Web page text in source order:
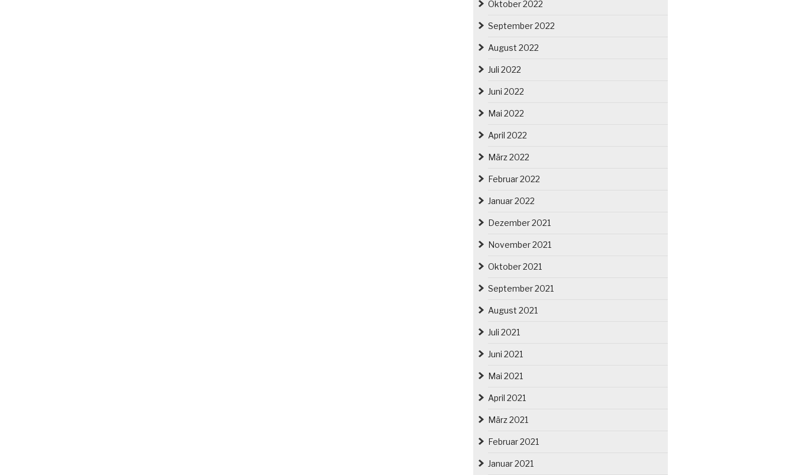
Oktober 2022
September 2022
August 2022
Juli 2022
Juni 2022
Mai 2022
April 2022
März 2022
Februar 2022
Januar 2022
Dezember 2021
November 2021
Oktober 2021
September 2021
August 2021
Juli 2021
Juni 2021
Mai 2021
April 2021
März 2021
Februar 2021
Januar 2021